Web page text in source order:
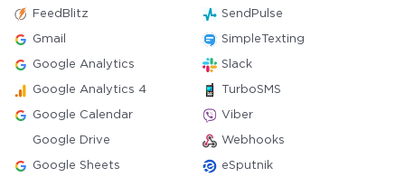
FeedBlitz SendPulse
Gmail SimpleTexting
Google Analytics Slack
Google Analytics 4 TurboSMS
Google Calendar Viber
Google Drive Webhooks
Google Sheets eSputnik